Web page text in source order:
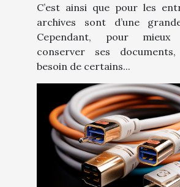
C’est ainsi que pour les
archives sont d’une
Cependant, pour
conserver ses
besoin de certains...